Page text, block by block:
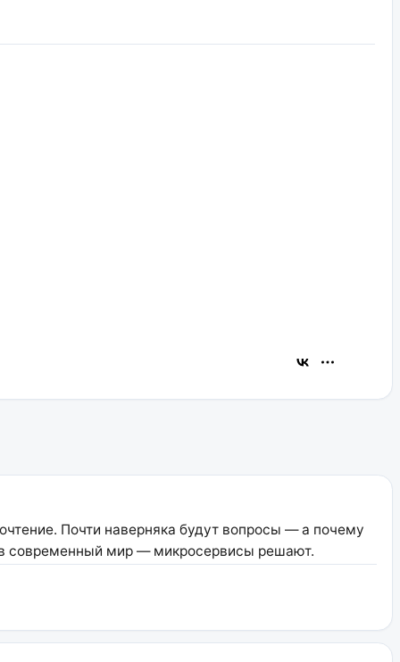
Почти наверняка будут вопросы — а почему
современный мир — микросервисы решают.